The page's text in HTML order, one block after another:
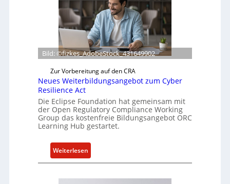
e
f
e
r
t
a
k
u
e
l
e
Z
h
Bild: ©fizkes_AdobeStock_431649902
Zur Vorbereitung auf den CRA
Neues Weiterbildungsangebot zum Cyber
Resilience Act
Die Eclipse Foundation hat gemeinsam mit
der Open Regulatory Compliance Working
Group das kostenfreie Bildungsangebot ORC
Learning Hub gestartet.
Weiterlesen:
N